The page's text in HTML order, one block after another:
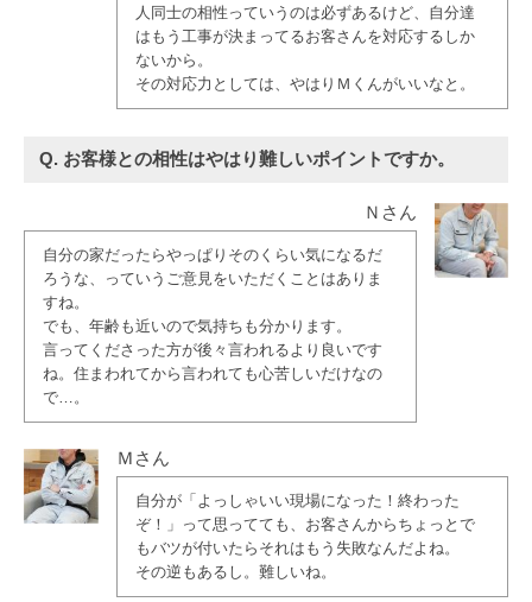
人同士の相性っていうのは必ずあるけど、自分達
はもう工事が決まってるお客さんを対応するしか
ないから。
その対応力としては、やはりＭくんがいいなと。
Q. お客様との相性はやはり難しいポイントですか。
Ｎさん
自分の家だったらやっぱりそのくらい気になるだ
ろうな、っていうご意見をいただくことはありま
すね。
でも、年齢も近いので気持ちも分かります。
言ってくださった方が後々言われるより良いです
ね。住まわれてから言われても心苦しいだけなの
で…。
Ｍさん
自分が「よっしゃいい現場になった！終わった
ぞ！」って思ってても、お客さんからちょっとで
もバツが付いたらそれはもう失敗なんだよね。
その逆もあるし。難しいね。